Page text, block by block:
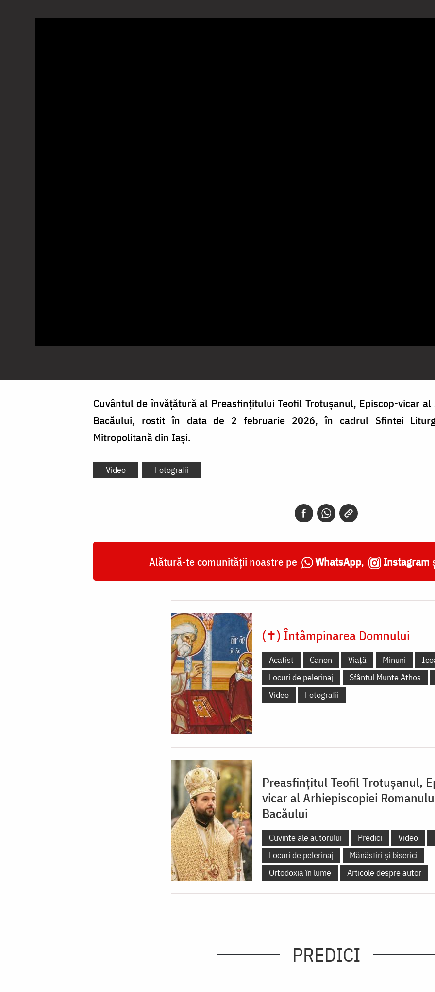
Cuvântul de învățătură al Preasfințitului Teofil Trotușanul, Episcop-vicar
Bacăului, rostit în data de 2 februarie 2026, în cadrul Sfintei
Mitropolitană din Iași.
Video Fotografii
Alătură-te comunității noastre pe WhatsApp, Instagram
(✝) Întâmpinarea Domnului
Acatist Canon Viață Minuni
Locuri de pelerinaj
Sfântul Munte Athos
Video
Fotografii
Preasfințitul Teofil Trotușanul,
vicar al Arhiepiscopiei
Bacăului
Cuvinte ale autorului Predici Video
Locuri de pelerinaj
Mănăstiri și biserici
Ortodoxia în lume
Articole despre autor
PREDICI